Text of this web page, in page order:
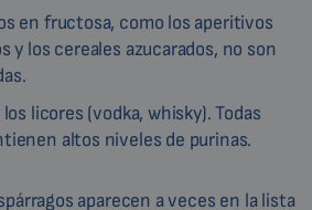
en fructosa, como los aperitivos
y los cereales azucarados, no son
licores (vodka, whisky). Todas
altos niveles de purinas.
aparecen a veces en la lista